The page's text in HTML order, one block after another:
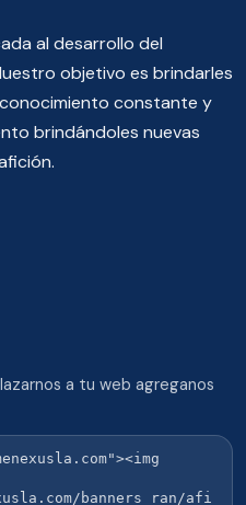
al desarrollo del
objetivo es brindarles
constante y
brindándoles nuevas
a tu web agreganos